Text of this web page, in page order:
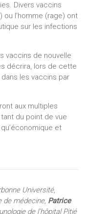
Divers vaccins
ou l’homme (rage) ont
sur les infections
vaccins de nouvelle
décrira, lors de cette
les vaccins par
aux multiples
du point de vue
et
Université,
de médecine, Patrice
de l’hôpital Pitié